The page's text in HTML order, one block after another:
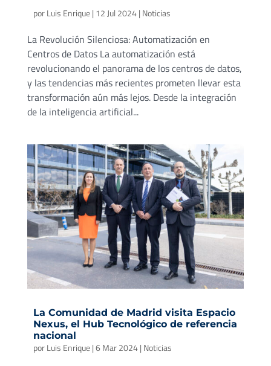
porLuis Enrique| 12 Jul 2024| Noticias
La Revolución Silenciosa: Automatización en
Centros de Datos La automatización está
revolucionando el panorama de los centros de datos,
y las tendencias más recientes prometen llevar esta
transformación aún más lejos. Desde la integración
de la inteligencia artificial...
La Comunidad de Madrid visita Espacio
Nexus, el Hub Tecnológico de referencia
nacional
porLuis Enrique|6 Mar 2024| Noticias